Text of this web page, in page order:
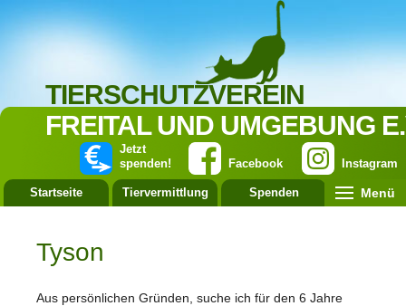
TIERSCHUTZVEREIN
FREITAL UND UMGEBUNG
Instagram
Facebook
Jetzt
spenden!
Startseite Tiervermittlung Spenden Menü
Tyson
Aus persönlichen Gründen, suche ich für den 6 Jahre